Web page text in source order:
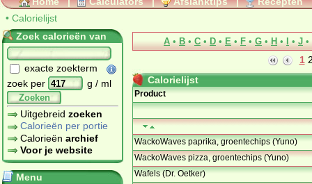
• Calorielijst
Zoek calorieën van
exacte zoekterm
zoek per
g / ml
Zoeken
Uitgebreid zoeken
Calorieën per portie
Calorieën archief
Voor je website
Menu
A • B • C • D • E • F • G • H • • J •
1
Calorielijst
Product
WackoWaves paprika, groentechips (Yuno)
WackoWaves pizza, groentechips (Yuno)
Wafels (Dr. Oetker)